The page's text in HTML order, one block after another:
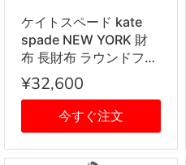
ケイトスペード kate
spade NEW YORK 財
布 長財布 ラウンドファ
スナー財布 PWR00281
001 BLACK ブラック
¥32,600
今すぐ注文